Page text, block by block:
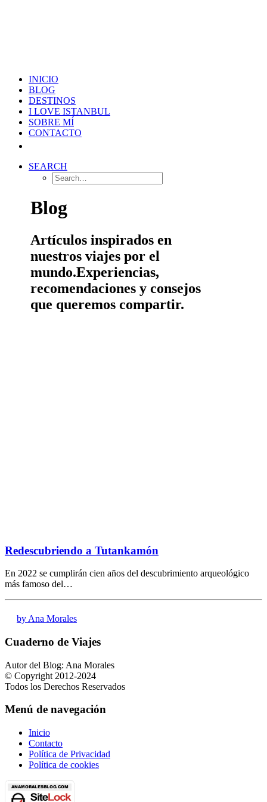
INICIO
BLOG
DESTINOS
I LOVE ISTANBUL
SOBRE MÍ
CONTACTO
SEARCH
Blog
Artículos inspirados en
nuestros viajes por el
mundo.Experiencias,
recomendaciones y consejos
que queremos compartir.
Redescubriendo a Tutankamón
En 2022 se cumplirán cien años del descubrimiento arqueológico
más famoso del…
by Ana Morales
Cuaderno de Viajes
Autor del Blog: Ana Morales
© Copyright 2012-2024
Todos los Derechos Reservados
Menú de navegación
Inicio
Contacto
Política de Privacidad
Política de cookies